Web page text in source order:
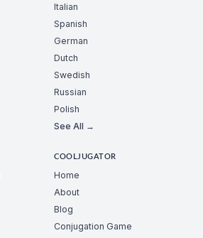
Italian
Spanish
German
Dutch
Swedish
Russian
Polish
See All →
COOLJUGATOR
Home
About
Blog
Conjugation Game